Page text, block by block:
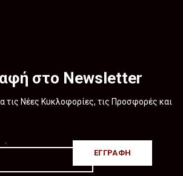
στο Newsletter
τις Νέες Κυκλοφορίες, τις Προσφορές και